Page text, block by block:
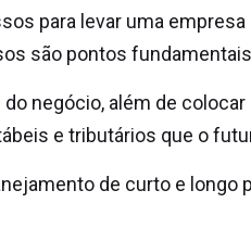
para levar uma
são pontos
negócio, além de
e tributários que o
de curto e longo